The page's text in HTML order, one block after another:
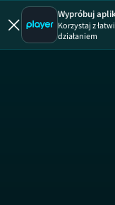
Wypróbuj
Korzystaj z
działaniem